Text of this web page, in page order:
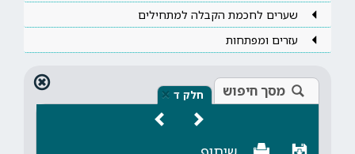
שערים לחכמת הקבלה למתחילים
עזרים ומפתחות
מסך חיפוש חלק ד ×